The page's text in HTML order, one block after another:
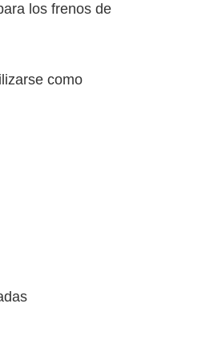
los frenos de
como